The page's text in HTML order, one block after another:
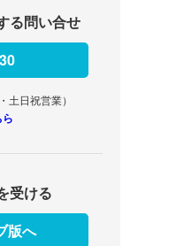
る問い合せ
土日祝営業）
受ける
版へ